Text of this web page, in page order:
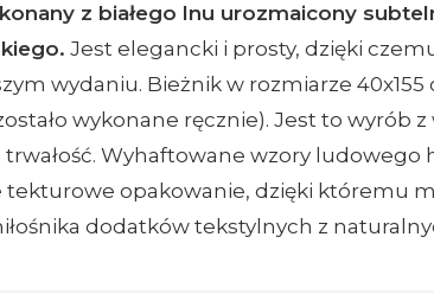
z białego lnu urozmaicony
Jest elegancki i prosty, dzięki
wydaniu. Bieżnik w rozmiarze
wykonane ręcznie). Jest to
Wyhaftowane wzory
opakowanie, dzięki któremu
dodatków tekstylnych z